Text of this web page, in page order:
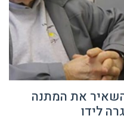
את המתנה
לידו